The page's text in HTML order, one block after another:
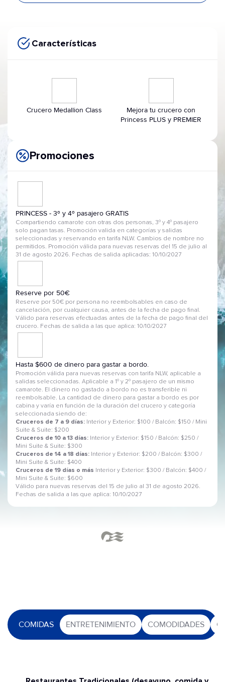
Características
Crucero Medallion Class
Mejora tu crucero con
Princess PLUS y PREMIER
Promociones
PRINCESS - 3º y 4º pasajero GRATIS
Compartiendo camarote con otras dos personas, 3º y 4º pasajero
solo pagan tasas. Promoción valida en categorías y salidas
seleccionadas y reservando en tarifa NLW. Cambios de nombre no
permitidos. Promoción válida para nuevas reservas del 15 de julio al
31 de agosto 2026. Fechas de salida aplicadas: 10/10/2027
Reserve por 50€
Reserve por 50€ por persona no reembolsables en caso de
cancelación, por cualquier causa, antes de la fecha de pago final.
Válido para reservas efectuadas antes de la fecha de pago final del
crucero. Fechas de salida a las que aplica: 10/10/2027
Hasta $600 de dinero para gastar a bordo.
Promoción válida para nuevas reservas con tarifa NLW, aplicable a
salidas seleccionadas. Aplicable a 1º y 2º pasajero de un mismo
camarote. El dinero no gastado a bordo no es transferible ni
reembolsable. La cantidad de dinero para gastar a bordo es por
cabina y varía en función de la duración del crucero y categoría
seleccionada siendo de:
Cruceros de 7 a 9 días: Interior y Exterior: $100 / Balcón: $150 / Mini
Suite & Suite: $200
Cruceros de 10 a 13 días: Interior y Exterior: $150 / Balcón: $250 /
Mini Suite & Suite: $300
Cruceros de 14 a 18 días: Interior y Exterior: $200 / Balcón: $300 /
Mini Suite & Suite: $400
Cruceros de 19 días o más
Interior y Exterior: $300 / Balcón: $400 /
Mini Suite & Suite: $600
Válido para nuevas reservas del 15 de julio al 31 de agosto 2026.
Fechas de salida a las que aplica: 10/10/2027
COMIDAS ENTRETENIMIENTO COMODIDADES